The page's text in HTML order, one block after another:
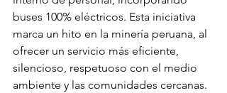
buses 100% eléctricos. Esta iniciativa
marca un hito en la minería peruana, al
ofrecer un servicio más eficiente,
silencioso, respetuoso con el medio
ambiente y las comunidades cercanas.